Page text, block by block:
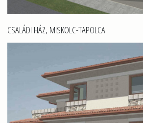
CSALÁDI HÁZ, MISKOLC-TAPOLCA